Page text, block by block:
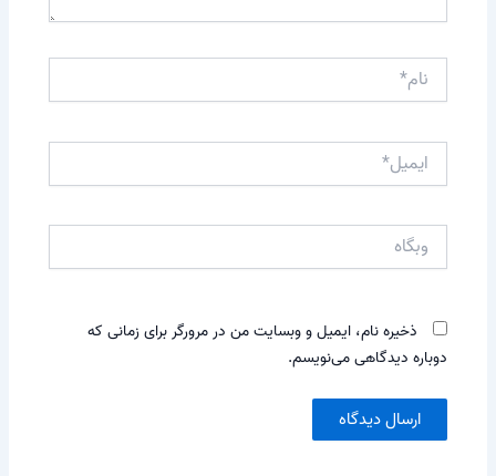
نام*
ایمیل*
وبگاه
ذخیره نام، ایمیل و وبسایت من در مرورگر برای زمانی که
دوباره دیدگاهی می‌نویسم.